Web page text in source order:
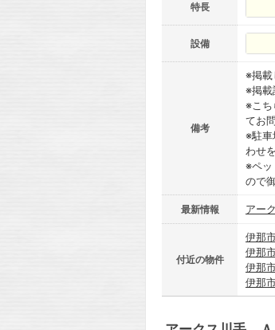
特長
設備
備考
※掲載
※掲載
※こち
てお
※駐車
わせ
※ペッ
ので
最新情報 アー
付近の物件
伊那
伊那
伊那
伊那